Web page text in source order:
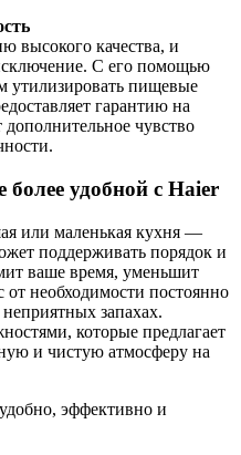
высокого качества, и
С его помощью
утилизировать пищевые
гарантию на
дополнительное чувство
удобной с Haier
или маленькая кухня —
поддерживать порядок и
ваше время, уменьшит
от необходимости постоянно
запахах.
которые предлагает
и чистую атмосферу на
эффективно и